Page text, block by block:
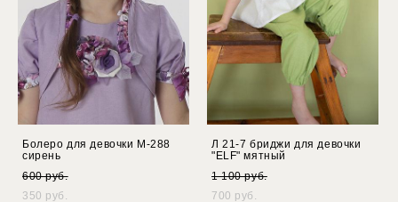
Болеро для девочки М-288
сирень
600 pуб.
350 pуб.
Л 21-7 бриджи для девочки
"ELF" мятный
1 100 pуб.
700 pуб.